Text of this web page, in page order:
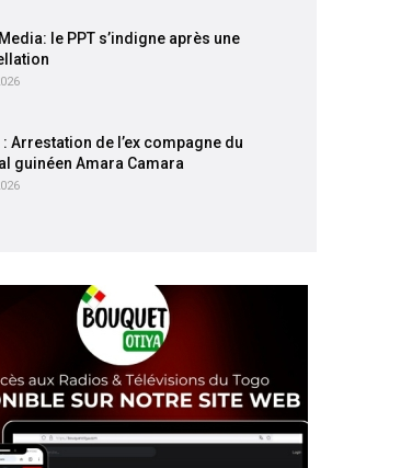
le PPT s’indigne après une
: Arrestation de l’ex compagne du
guinéen Amara Camara